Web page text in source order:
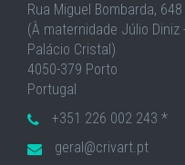
Rua Miguel Bombarda, 648
(À maternidade Júlio
Palácio Cristal)
4050-379 Porto
Portugal
+351 226 002 243 *
geral@crivart.pt